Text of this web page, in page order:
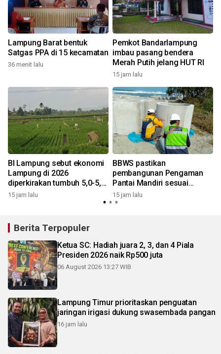
Lampung Barat bentuk
Satgas PPA di 15 kecamatan
36 menit lalu
Pemkot Bandarlampung
imbau pasang bendera
Merah Putih jelang HUT RI
15 jam lalu
BI Lampung sebut ekonomi
Lampung di 2026
diperkirakan tumbuh 5,0-5,6
persen
15 jam lalu
BBWS pastikan
pembangunan Pengaman
Pantai Mandiri sesuai
standar mutu
15 jam lalu
Berita Terpopuler
Ketua SC: Hadiah juara 2, 3, dan 4 Piala
Presiden 2026 naik Rp500 juta
06 August 2026 13:27 WIB
Lampung Timur prioritaskan penguatan
jaringan irigasi dukung swasembada pangan
16 jam lalu